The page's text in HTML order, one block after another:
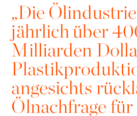
„Die
jährlich über
Milliarden
angesichts
Ölnachfrage